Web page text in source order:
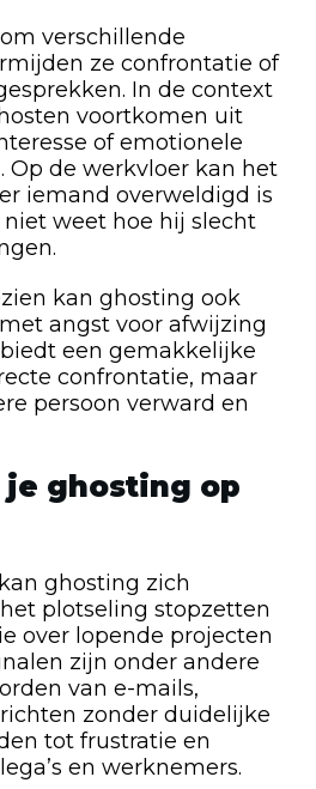
verschillende
ze confrontatie of
In de context
voortkomen uit
of emotionele
Op de werkvloer kan het
iemand overweldigd is
weet hoe hij slecht
kan ghosting ook
angst voor afwijzing
een gemakkelijke
confrontatie, maar
persoon verward en
je ghosting op
ghosting zich
plotseling stopzetten
over lopende projecten
zijn onder andere
van e-mails,
zonder duidelijke
tot frustratie en
en werknemers.